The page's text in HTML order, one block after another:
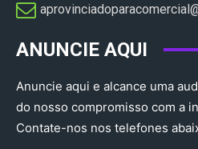
ANUNCIE AQUI
Anuncie aqui e alcance uma
do nosso compromisso com a
Contate-nos nos telefones